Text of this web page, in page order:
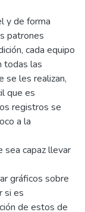
y de forma
patrones
cada equipo
todas las
se les realizan,
que es
registros se
a la
sea capaz llevar
gráficos sobre
si es
de estos de